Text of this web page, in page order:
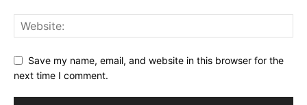
Save my name, email, and website in this browser for the
next time I comment.